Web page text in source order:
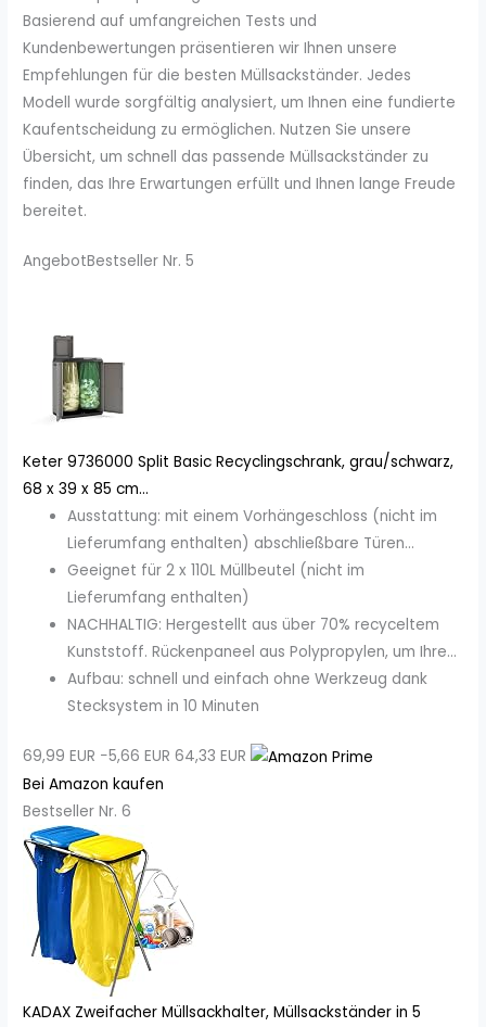
Basierend auf umfangreichen Tests und
Kundenbewertungen präsentieren wir Ihnen unsere
Empfehlungen für die besten Müllsackständer. Jedes
Modell wurde sorgfältig analysiert, um Ihnen eine fundierte
Kaufentscheidung zu ermöglichen. Nutzen Sie unsere
Übersicht, um schnell das passende Müllsackständer zu
finden, das Ihre Erwartungen erfüllt und Ihnen lange Freude
bereitet.
AngebotBestseller Nr. 5
Keter 9736000 Split Basic Recyclingschrank, grau/schwarz,
68 x 39 x 85 cm...
Ausstattung: mit einem Vorhängeschloss (nicht im
Lieferumfang enthalten) abschließbare Türen...
Geeignet für 2 x 110L Müllbeutel (nicht im
Lieferumfang enthalten)
NACHHALTIG: Hergestellt aus über 70% recyceltem
Kunststoff. Rückenpaneel aus Polypropylen, um Ihre...
Aufbau: schnell und einfach ohne Werkzeug dank
Stecksystem in 10 Minuten
69,99 EUR −5,66 EUR 64,33 EUR
Bei Amazon kaufen
Bestseller Nr. 6
KADAX Zweifacher Müllsackhalter, Müllsackständer in 5